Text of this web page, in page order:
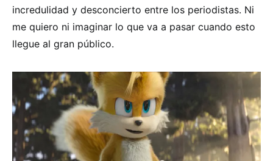
incredulidad y desconcierto entre los periodistas. Ni
me quiero ni imaginar lo que va a pasar cuando esto
llegue al gran público.